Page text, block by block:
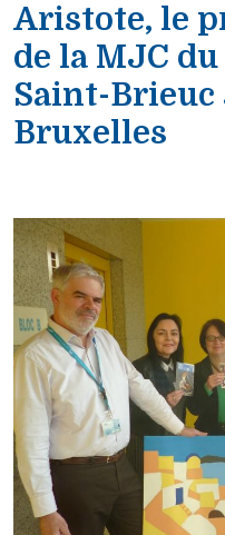
Aristote, le
de la MJC
Saint-Brieuc
Bruxelles